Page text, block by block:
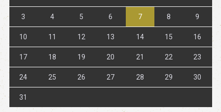
3 4 5 6 7 8 9
10 11 12 13 14 15 16
17 18 19 20 21 22 23
24 25 26 27 28 29 30
31